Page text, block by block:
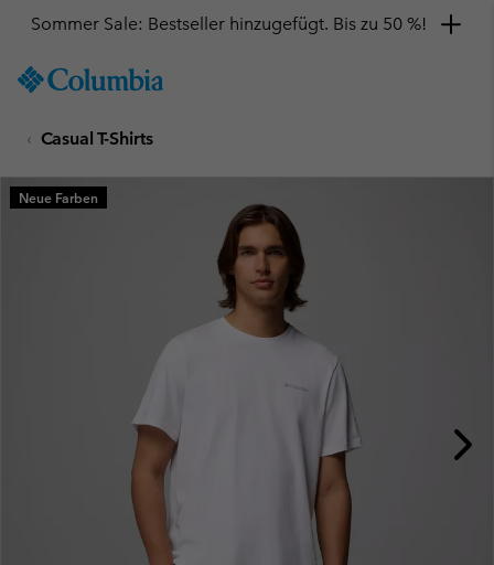
TO
SKIP
MAIN
NAV
Sommer Sale: Bestseller hinzugefügt. Bis zu 50 %!
Casual T-Shirts
Neue Farben